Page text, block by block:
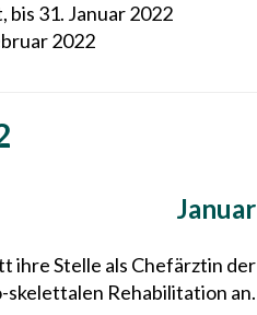
31. Januar 2022
2022
Januar
ihre Stelle als Chefärztin der
skelettalen Rehabilitation an.